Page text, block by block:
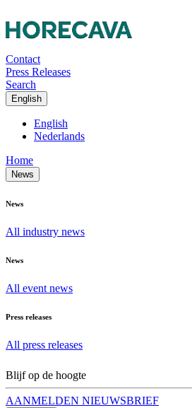
Contact
Press Releases
Search
English
English
Nederlands
Home
News
News
All industry news
News
All event news
Press releases
All press releases
Blijf op de hoogte
AANMELDEN NIEUWSBRIEF